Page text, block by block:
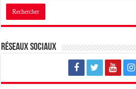
Réseaux sociaux